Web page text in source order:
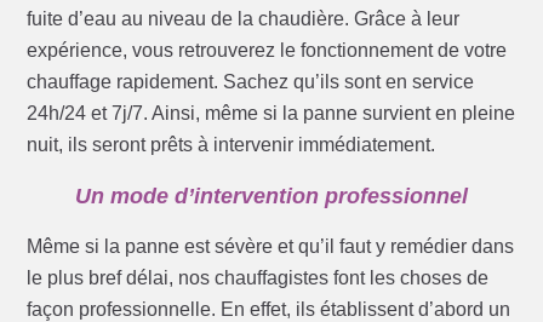
fuite d’eau au niveau de la chaudière. Grâce à leur
expérience, vous retrouverez le fonctionnement de votre
chauffage rapidement. Sachez qu’ils sont en service
24h/24 et 7j/7. Ainsi, même si la panne survient en pleine
nuit, ils seront prêts à intervenir immédiatement.
Un mode d’intervention professionnel
Même si la panne est sévère et qu’il faut y remédier dans
le plus bref délai, nos chauffagistes font les choses de
façon professionnelle. En effet, ils établissent d’abord un